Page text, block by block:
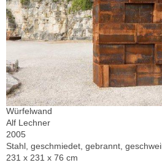
Würfelwand
Alf Lechner
2005
Stahl, geschmiedet, gebrannt,
231 x 231 x 76 cm